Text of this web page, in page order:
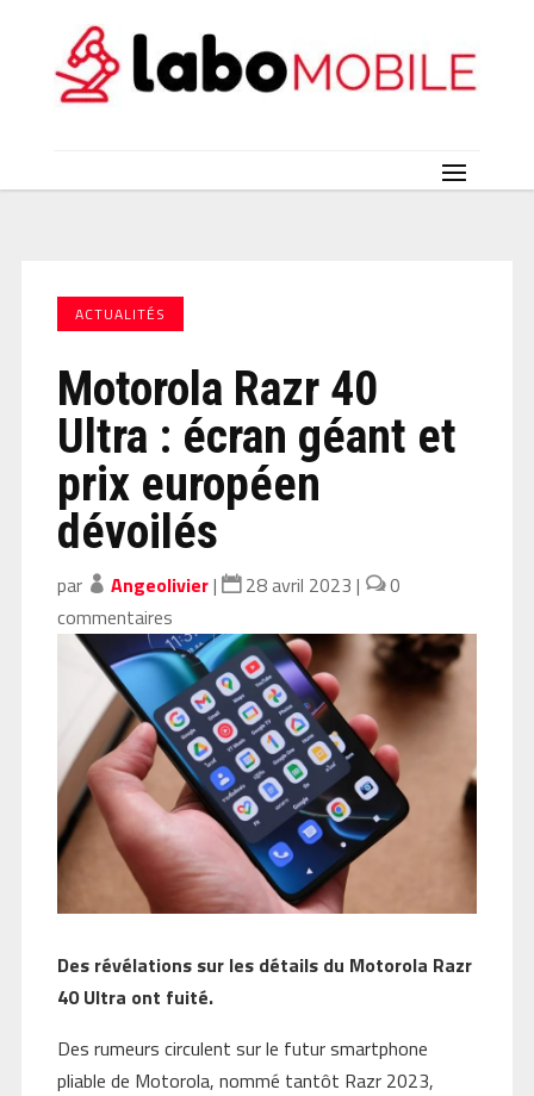
ACTUALITÉS
Motorola Razr 40
Ultra : écran géant et
prix européen
dévoilés
par Angeolivier| 28 avril 2023 |
0
commentaires
Des révélations sur les détails du Motorola Razr
40 Ultra ont fuité.
Des rumeurs circulent sur le futur smartphone
pliable de Motorola, nommé tantôt Razr 2023,